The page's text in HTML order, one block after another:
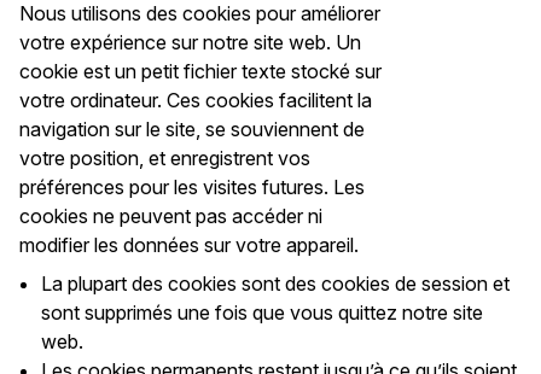
Nous utilisons des cookies pour améliorer
votre expérience sur notre site web. Un
cookie est un petit fichier texte stocké sur
votre ordinateur. Ces cookies facilitent la
navigation sur le site, se souviennent de
votre position, et enregistrent vos
préférences pour les visites futures. Les
cookies ne peuvent pas accéder ni
modifier les données sur votre appareil.
La plupart des cookies sont des cookies de session et
sont supprimés une fois que vous quittez notre site
web.